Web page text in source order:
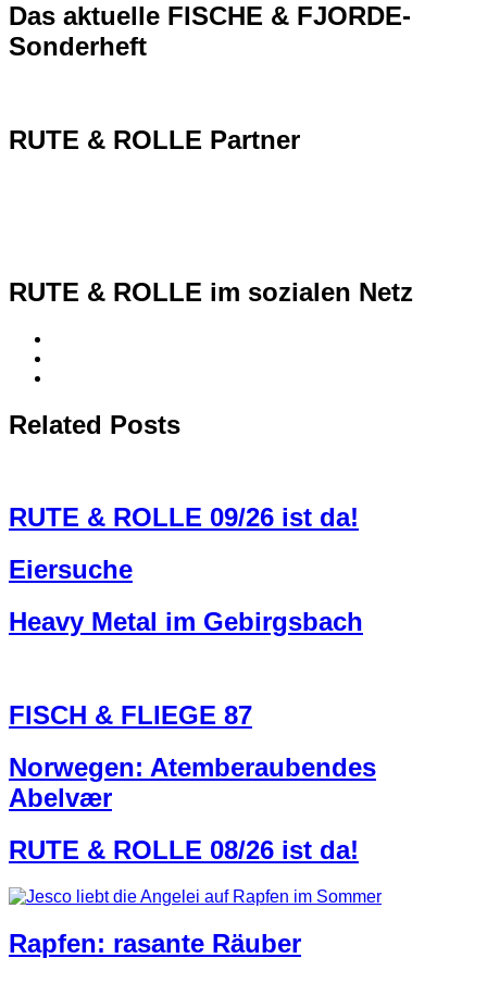
Das aktuelle FISCHE & FJORDE-
Sonderheft
RUTE & ROLLE Partner
RUTE & ROLLE im sozialen Netz
Related Posts
RUTE & ROLLE 09/26 ist da!
Eiersuche
Heavy Metal im Gebirgsbach
FISCH & FLIEGE 87
Norwegen: Atemberaubendes
Abelvær
RUTE & ROLLE 08/26 ist da!
Rapfen: rasante Räuber